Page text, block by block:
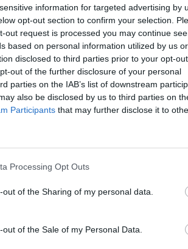
information for targeted advertising by
opt-out section to confirm your selection.
out request is processed you may continue
based on personal information utilized by us or
disclosed to third parties prior to your opt-
out of the further disclosure of your personal
parties on the IAB’s list of downstream
also be disclosed by us to third parties on
Participants that may further disclose it to
Processing Opt Outs
out of the Sharing of my personal data.
of the Sale of my Personal Data.